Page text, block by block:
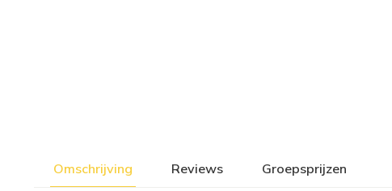
Omschrijving Reviews Groepsprijzen